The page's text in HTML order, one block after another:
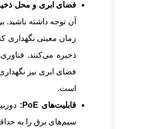
فضای ابری و محل
آن توجه داشته
فضای ابری نیز
است.
قابلیت‌های PoE:
سیم‌های برق را به